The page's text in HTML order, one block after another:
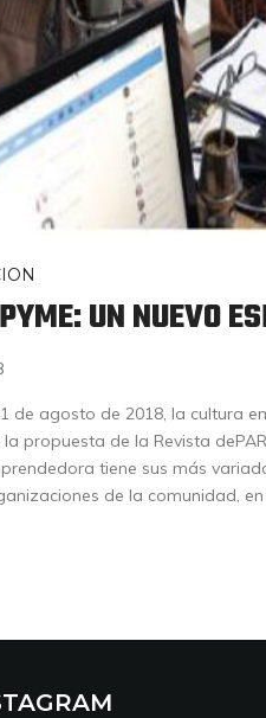
UN NUEVO
de agosto de 2018, la cultura
propuesta de la Revista
tiene sus más
de la comunidad,